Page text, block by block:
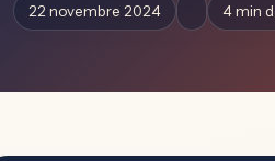
22 novembre 2024 4 min